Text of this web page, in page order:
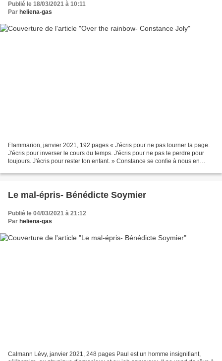
Publié le 18/03/2021 à 10:11
Par heliena-gas
Flammarion, janvier 2021, 192 pages « J'écris pour ne pas tourner la page.
J'écris pour inverser le cours du temps. J'écris pour ne pas te perdre pour
toujours. J'écris pour rester ton enfant. » Constance se confie à nous en
Le mal-épris- Bénédicte Soymier
Publié le 04/03/2021 à 21:12
Par heliena-gas
Calmann Lévy, janvier 2021, 248 pages Paul est un homme insignifiant,